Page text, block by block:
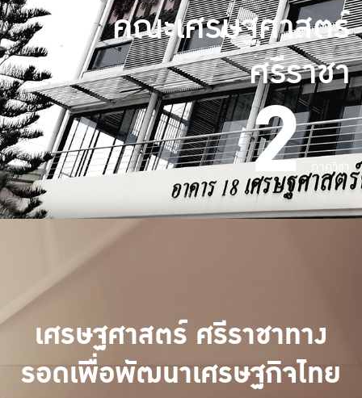
คณะเศรษฐศาสตร์
ศรีราชา
2 ภาควิชา
เศรษฐศาสตร์ ศรีราชาทาง
รอดเพื่อพัฒนาเศรษฐกิจไทย